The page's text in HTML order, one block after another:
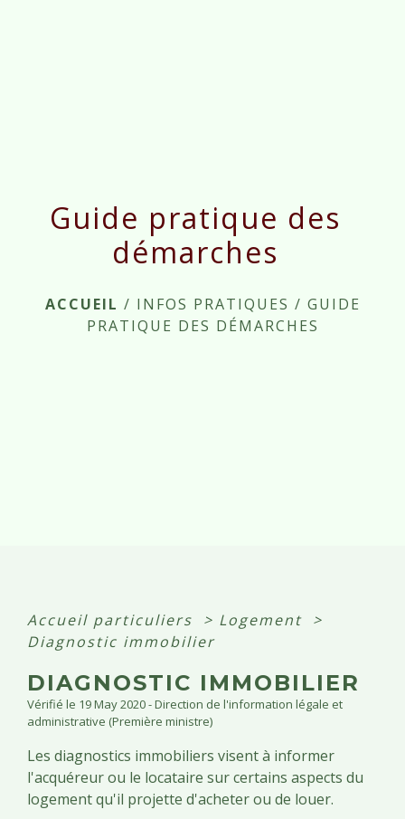
Guide pratique des
démarches
ACCUEIL / INFOS PRATIQUES / GUIDE
PRATIQUE DES DÉMARCHES
Accueil particuliers > Logement >
Diagnostic immobilier
DIAGNOSTIC IMMOBILIER
Vérifié le 19 May 2020 - Direction de l'information légale et
administrative (Première ministre)
Les diagnostics immobiliers visent à informer
l'acquéreur ou le locataire sur certains aspects du
logement qu'il projette d'acheter ou de louer.